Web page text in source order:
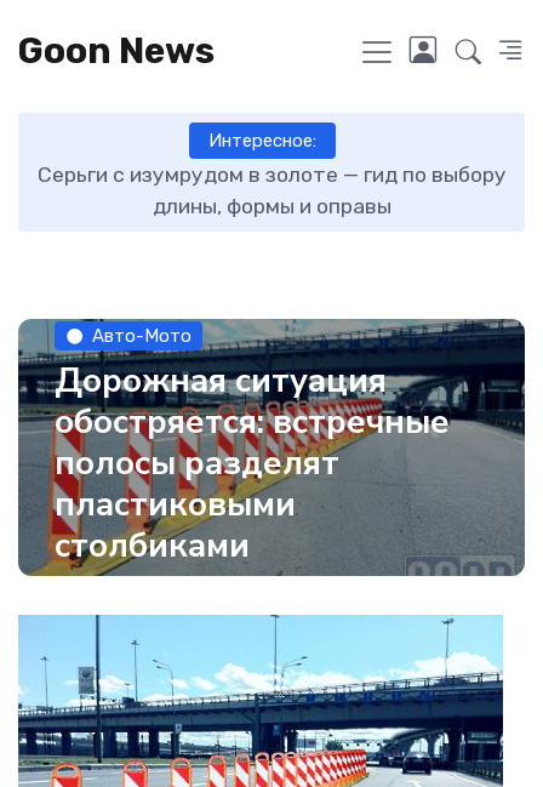
Goon News
Интересное:
Серьги с изумрудом в золоте — гид по выбору
длины, формы и оправы
Авто-Мото
Дорожная ситуация
обостряется: встречные
полосы разделят
пластиковыми
столбиками